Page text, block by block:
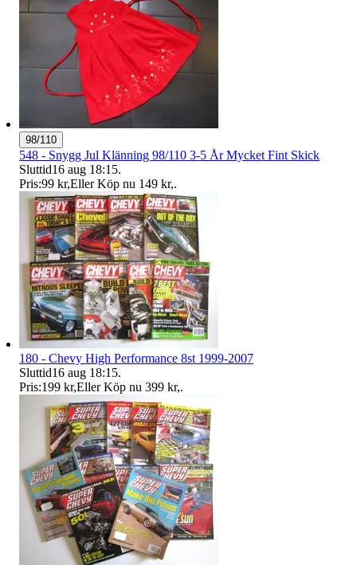
98/110
548 - Snygg Jul Klänning 98/110 3-5 År Mycket Fint Skick
Sluttid16 aug 18:15.
Pris:99 kr,Eller Köp nu 149 kr,.
180 - Chevy High Performance 8st 1999-2007
Sluttid16 aug 18:15.
Pris:199 kr,Eller Köp nu 399 kr,.